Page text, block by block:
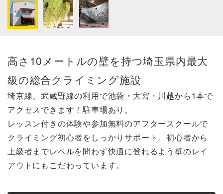
高さ10メートルの壁を持つ埼玉県内最大
級の総合クライミング施設
埼京線、武蔵野線の利用で池袋・大宮・川越から1本で
アクセスできます！駐車場あり。
レッスン付きの体験や参加無料のアフタースクールで
クライミング初心者をしっかりサポート。初心者から
上級者までレベルを問わず快適に登れるよう壁のレイ
アウトにもこだわっています。